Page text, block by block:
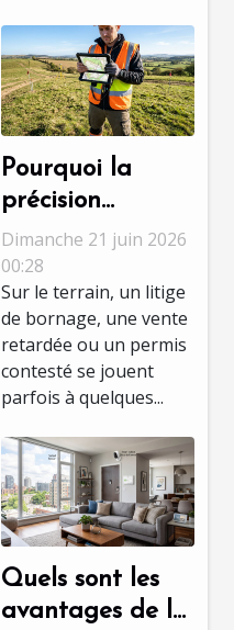
Pourquoi la
précision
topographique
fait la différence
dans les
expertises
foncières
Dimanche 21 juin 2026
00:28
Sur le terrain, un litige
de bornage, une vente
retardée ou un permis
contesté se jouent
parfois à quelques...
Quels sont les
avantages de la